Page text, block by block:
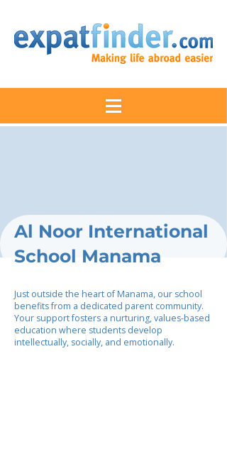
Al Noor International
School Manama
Just outside the heart of Manama, our school
benefits from a dedicated parent community.
Your support fosters a nurturing, values-based
education where students develop
intellectually, socially, and emotionally.